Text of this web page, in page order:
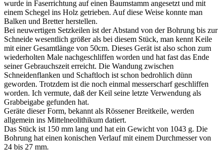
wurde in Faserrichtung auf einen Baumstamm angesetzt und mit
einem Schegel ins Holz getrieben. Auf diese Weise konnte man
Balken und Bretter herstellen.
Bei neuwertigen Setzkeilen ist der Abstand von der Bohrung bis zur
Schneide wesentlich größer als bei diesem Stück, man kennt Keile
mit einer Gesamtlänge von 50cm. Dieses Gerät ist also schon zum
wiederholten Male nachgeschliffen worden und hat fast das Ende
seiner Gebrauchszeit erreicht. Die Wandung zwischen
Schneidenflanken und Schaftloch ist schon bedrohlich dünn
geworden. Trotzdem ist die noch einmal messerscharf geschliffen
worden. Ich vermute, daß der Keil seine letzte Verwendung als
Grabbeigabe gefunden hat.
Geräte dieser Form, bekannt als Rössener Breitkeile, werden
allgemein ins Mittelneolithikum datiert.
Das Stück ist 150 mm lang und hat ein Gewicht von 1043 g. Die
Bohrung hat einen konischen Verlauf mit einem Durchmesser von
24 bis 27 mm.